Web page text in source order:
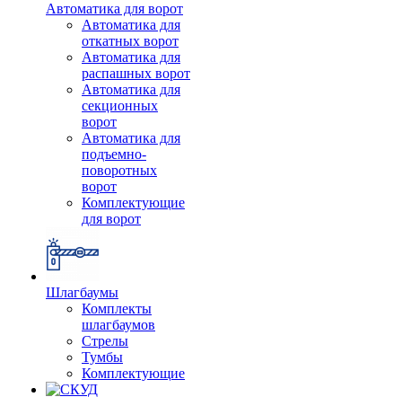
Автоматика для ворот
Автоматика для
откатных ворот
Автоматика для
распашных ворот
Автоматика для
секционных
ворот
Автоматика для
подъемно-
поворотных
ворот
Комплектующие
для ворот
Шлагбаумы
Комплекты
шлагбаумов
Стрелы
Тумбы
Комплектующие